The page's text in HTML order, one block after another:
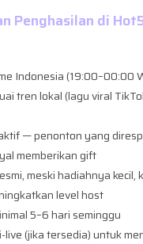
Penghasilan di
Indonesia (19:00–00:00
tren lokal (lagu viral
— penonton yang
memberikan gift
meski hadiahnya kecil,
level host
5–6 hari seminggu
(jika tersedia) untuk